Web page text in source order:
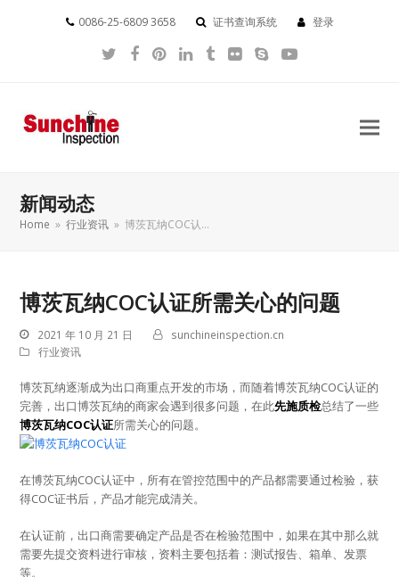
0086-25-6809 3658 证书查询系统 登录
Twitter
Facebook
Pinterest
LinkedIn
Tumblr
FlickrSkypeYouTube
新闻动态
Home » 行业资讯 » 博茨瓦纳COC认…
博茨瓦纳COC认证所需关心的问题
2021 年 10 月 21 日
sunchineinspection.cn
行业资讯
博茨瓦纳逐渐成为出口商重点开发的市场，而随着博茨瓦纳COC认证的
完善，出口博茨瓦纳的商家会遇到很多问题，在此先施质检总结了一些
博茨瓦纳COC认证所需关心的问题。
在博茨瓦纳COC认证中，所有在管控范围中的产品都需要通过检验，获
得COC证书后，产品才能完成清关。
在认证前，出口商需要确定产品是否在检验范围中，如果在其中那么就
需要先提交资料进行审核，资料主要包括着：测试报告、箱单、发票
等。